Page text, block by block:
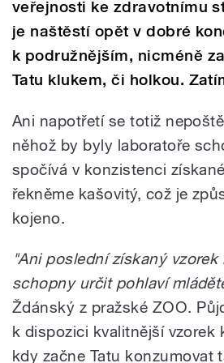
veřejnosti ke zdravotnímu
je naštěstí opět v dobré
k podružnějším, nicméně
Tatu klukem, či holkou.
Ani napotřetí se totiž
něhož by byly laboratoře
spočívá v konzistenci
řekněme kašovitý, což je
kojeno.
"Ani poslední získaný
schopny určit pohlaví
Ždánský z pražské ZOO.
k dispozici kvalitnější vzorek
kdy začne Tatu konzumovat